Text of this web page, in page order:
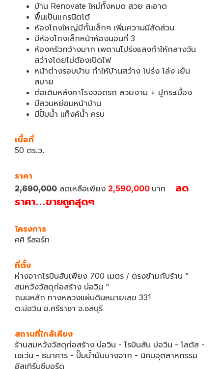
บ้าน Renovate ใหม่ทั้งหมด สวย สะอาด
พื้นเป็นแกรนิตโต้
ห้องโถงใหญ่มีกั้นเล็กๆ เพิ่มความมีสัดส่วน
มีห้องโถงเล็กหน้าห้องนอนที่ 3
ห้องครัวกว้างมาก เพดานโปร่งแสงทำให้กลางวัน
สว่างโดยไม่ต้องเปิดไฟ
หน้าต่างรอบบ้าน ทำให้บ้านสว่าง โปร่ง โล่ง เย็น
สบาย
ต่อเติมหลังคาโรงจอดรถ สวยงาม + ปูกระเบื้อง
มีสวนหย่อมหน้าบ้าน
มีปั้มน้ำ แท็งค์น้ำ ครบ
เนื้อที่
50 ตร.ว.
ราคา
2,690,000 ลดเหลือเพียง 2,590,000 บาท ลด
ราคา...ขายถูกสุดๆ
โครงการ
ศศิ รีสอร์ท
ที่ตั้ง
ห่างจากโรบินสันเพียง 700 เมตร / ตรงข้ามกับร้าน "
สมหวังวัสดุก่อสร้าง บ่อวิน "
ถนนหลัก ทางหลวงแผ่นดินหมายเลข 331
ต.บ่อวิน อ.ศรีราชา จ.ชลบุรี
สถานที่ใกล้เคียง
ร้านสมหวังวัสดุก่อสร้าง บ่อวิน - โรบินสัน บ่อวิน - โลตัส -
เซเว่น - ธนาคาร - ปั๊มน้ำมันบางจาก - นิคมอุตสาหกรรม
อีสเทิร์นซีบอร์ด